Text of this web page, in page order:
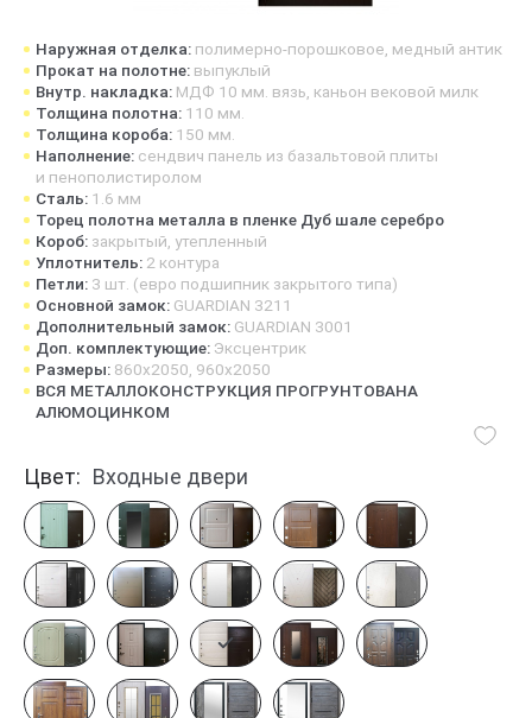
Наружная отделка: полимерно-порошковое, медный антик
Прокат на полотне: выпуклый
Внутр. накладка: МДФ 10 мм. вязь, каньон вековой милк
Толщина полотна: 110 мм.
Толщина короба: 150 мм.
Наполнение: сендвич панель из базальтовой плиты
и пенополистиролом
Сталь: 1.6 мм
Торец полотна металла в пленке Дуб шале серебро
Короб: закрытый, утепленный
Уплотнитель: 2 контура
Петли: 3 шт. (евро подшипник закрытого типа)
Основной замок: GUARDIAN 3211
Дополнительный замок: GUARDIAN 3001
Доп. комплектующие: Эксцентрик
Размеры: 860х2050, 960х2050
ВСЯ МЕТАЛЛОКОНСТРУКЦИЯ ПРОГРУНТОВАНА
АЛЮМОЦИНКОМ
Цвет: Входные двери